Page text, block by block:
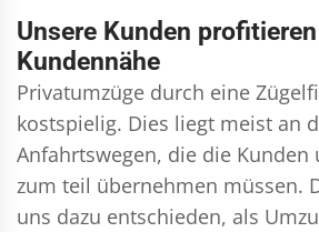
Unsere Kunden
Kundennähe
Privatumzüge durch eine
kostspielig. Dies liegt meist an
Anfahrtswegen, die die Kunden
zum teil übernehmen müssen.
uns dazu entschieden, als